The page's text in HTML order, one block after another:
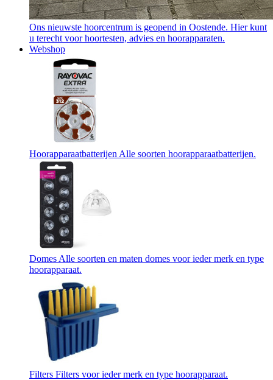
Ons nieuwste hoorcentrum is geopend in Oostende. Hier kunt
u terecht voor hoortesten, advies en hoorapparaten.
Webshop
Hoorapparaatbatterijen Alle soorten hoorapparaatbatterijen.
Domes Alle soorten en maten domes voor ieder merk en type
hoorapparaat.
Filters Filters voor ieder merk en type hoorapparaat.